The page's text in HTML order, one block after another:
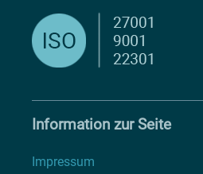
Information zur Seite
Impressum